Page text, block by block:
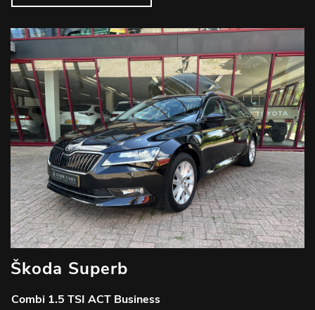
Škoda Superb
Combi 1.5 TSI ACT Business